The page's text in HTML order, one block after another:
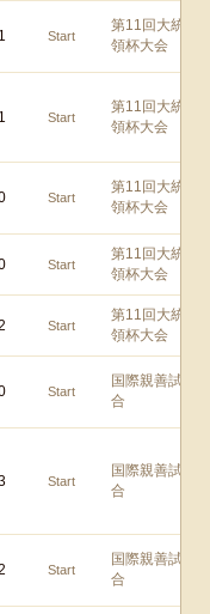
Start
第11回大統
領杯大会
Start
第11回大統
領杯大会
Start
第11回大統
領杯大会
Start
第11回大統
領杯大会
Start
第11回大統
領杯大会
Start
国際親善試
合
Start
国際親善試
合
Start
国際親善試
合